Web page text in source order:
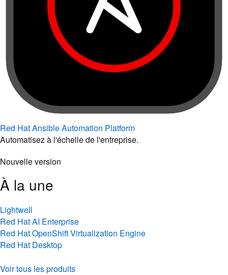
Red Hat Ansible Automation Platform
Automatisez à l'échelle de l'entreprise.
Nouvelle version
À la une
Lightwell
Red Hat AI Enterprise
Red Hat OpenShift Virtualization Engine
Red Hat Desktop
Voir tous les produits